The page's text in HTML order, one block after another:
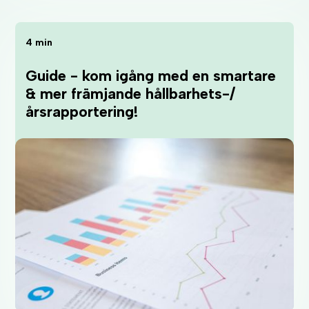
4 min
Guide - kom igång med en smartare
& mer främjande hållbarhets-/
årsrapportering!